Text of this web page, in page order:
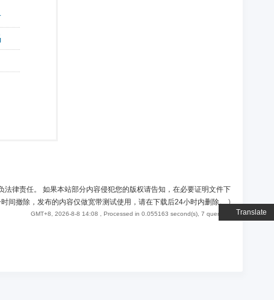
Translate
律责任。 如果本站部分内容侵犯您的版权请告知，在必要证明文件下
间撤除，发布的内容仅做宽带测试使用，请在下载后24小时内删除。)
GMT+8, 2026-8-8 14:08 , Processed in 0.055163 second(s), 7 queries .